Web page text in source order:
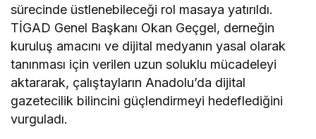
sürecinde üstlenebileceği rol masaya yatırıldı.
TİGAD Genel Başkanı Okan Geçgel, derneğin
kuruluş amacını ve dijital medyanın yasal olarak
tanınması için verilen uzun soluklu mücadeleyi
aktararak, çalıştayların Anadolu’da dijital
gazetecilik bilincini güçlendirmeyi hedeflediğini
vurguladı.